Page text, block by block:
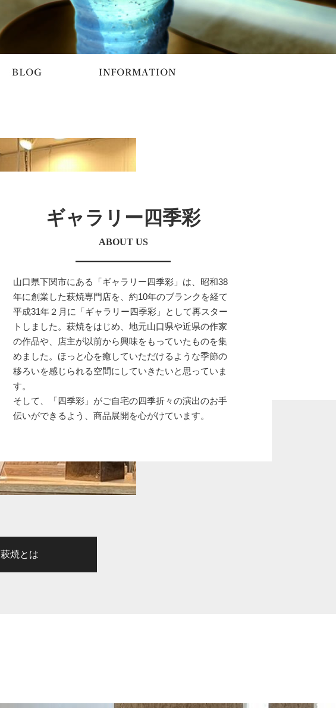
ギャラリー四季彩
ABOUT US
山口県下関市にある「ギャラリー四季彩」は、昭和38
年に創業した萩焼専門店を、約10年のブランクを経て
平成31年２月に「ギャラリー四季彩」として再スター
トしました。萩焼をはじめ、地元山口県や近県の作家
の作品や、店主が以前から興味をもっていたものを集
めました。ほっと心を癒していただけるような季節の
移ろいを感じられる空間にしていきたいと思っていま
す。
そして、「四季彩」がご自宅の四季折々の演出のお手
伝いができるよう、商品展開を心がけています。
萩焼とは